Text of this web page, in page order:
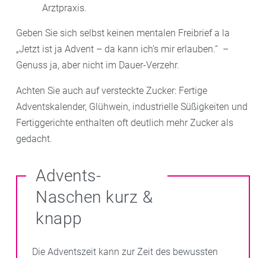
Arztpraxis.
Geben Sie sich selbst keinen mentalen Freibrief a la
„Jetzt ist ja Advent – da kann ich’s mir erlauben.“ –
Genuss ja, aber nicht im Dauer-Verzehr.
Achten Sie auch auf versteckte Zucker: Fertige
Adventskalender, Glühwein, industrielle Süßigkeiten und
Fertiggerichte enthalten oft deutlich mehr Zucker als
gedacht.
Advents-
Naschen kurz &
knapp
Die Adventszeit kann zur Zeit des bewussten